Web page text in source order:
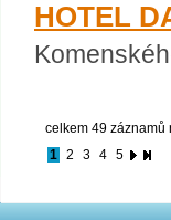
HOTEL
celkem 49 záznamů
1 2 3 4 5